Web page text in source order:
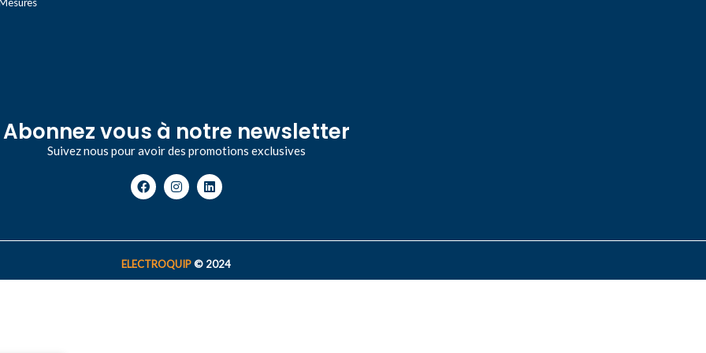
Abonnez vous à notre newsletter
Suivez nous pour avoir des promotions exclusives
ELECTROQUIP© 2024